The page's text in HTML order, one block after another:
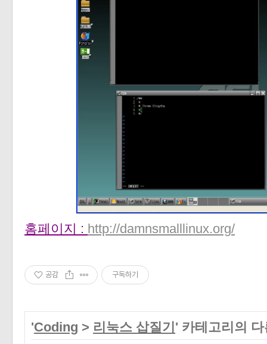
홈페이지 : http://damnsmalllinux.org/
공감 구독하기
'Coding > 리눅스 삽질기 ' 카테고리의